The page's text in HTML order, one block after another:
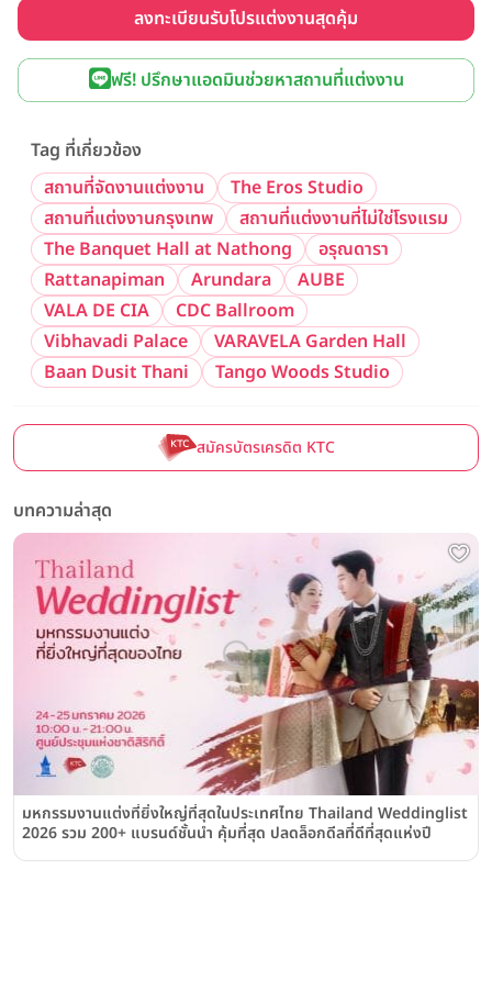
ลงทะเบียนรับโปรแต่งงานสุดคุ้ม
ฟรี! ปรึกษาแอดมินช่วยหาสถานที่แต่งงาน
Tag ที่เกี่ยวข้อง
สถานที่จัดงานแต่งงาน
The Eros Studio
สถานที่แต่งงานกรุงเทพ
สถานที่แต่งงานที่ไม่ใช่โรงแรม
The Banquet Hall at Nathong
อรุณดารา
Rattanapiman
Arundara
AUBE
VALA DE CIA
CDC Ballroom
Vibhavadi Palace
VARAVELA Garden Hall
Baan Dusit Thani
Tango Woods Studio
สมัครบัตรเครดิต KTC
บทความล่าสุด
มหกรรมงานแต่งที่ยิ่งใหญ่ที่สุดในประเทศไทย Thailand Weddinglist
2026 รวม 200+ แบรนด์ชั้นนำ คุ้มที่สุด ปลดล็อกดีลที่ดีที่สุดแห่งปี